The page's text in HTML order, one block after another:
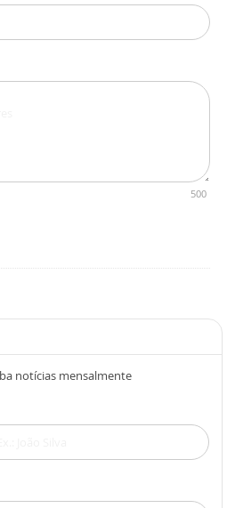
500
notícias mensalmente